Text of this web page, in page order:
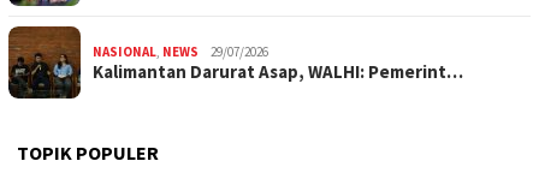
NASIONAL, NEWS 29/07/2026
Kalimantan Darurat Asap, WALHI: Pemerint…
TOPIK POPULER